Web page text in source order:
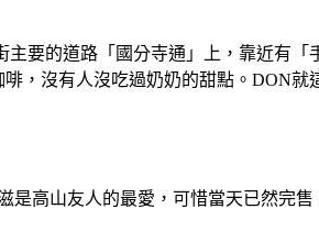
主要的道路「國分寺通」上，靠近有
，沒有人沒吃過奶奶的甜點。DON就
是高山友人的最愛，可惜當天已然完